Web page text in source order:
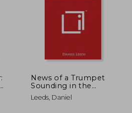
45%
News of a Trumpet
Sounding in the
Wilderness (en
Inglés)
Leeds, Daniel